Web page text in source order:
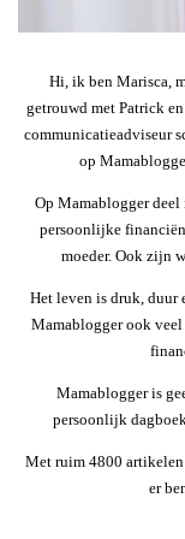
Hi, ik ben Marisca,
getrouwd met Patrick
communicatieadviseur
op
Op Mamablogger
persoonlijke
moeder. Ook zijn
Het leven is druk, duur
Mamablogger ook
Mamablogger is
persoonlijk
Met ruim 4800
er